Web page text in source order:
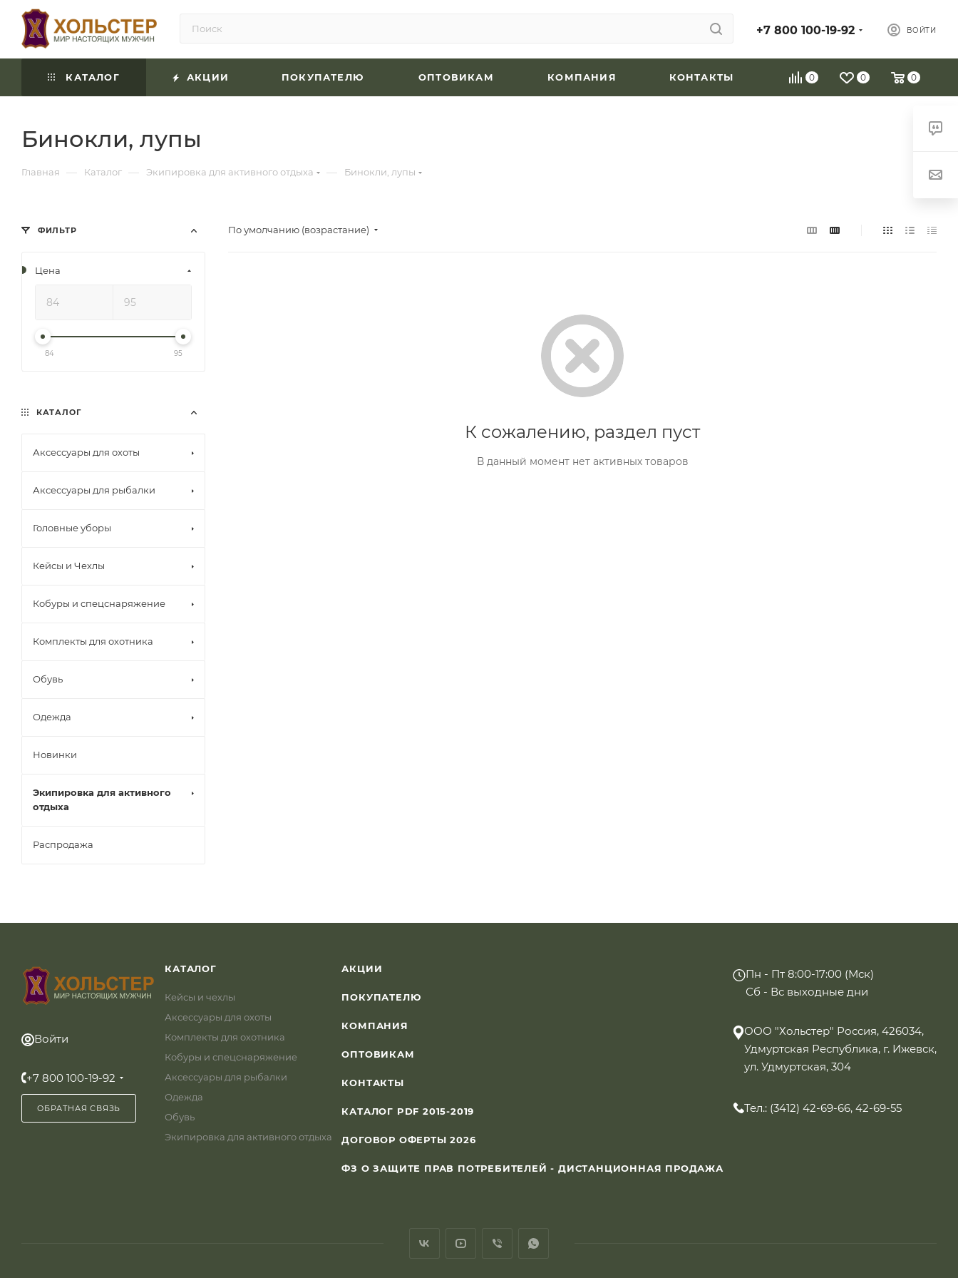
+7 800 100-19-92 ВОЙТИ
0 0 0
КАТАЛОГ АКЦИИ ПОКУПАТЕЛЮ ОПТОВИКАМ КОМПАНИЯ КОНТАКТЫ
Бинокли, лупы
Главная — Каталог — Экипировка для активного отдыха — Бинокли, лупы
По умолчанию (возрастание)
К сожалению, раздел пуст
В данный момент нет активных товаров
ФИЛЬТР
Цена
84 95
КАТАЛОГ
Аксессуары для охоты
Аксессуары для рыбалки
Головные уборы
Кейсы и Чехлы
Кобуры и спецснаряжение
Комплекты для охотника
Обувь
Одежда
Новинки
Экипировка для активного
отдыха
Распродажа
Войти
+7 800 100-19-92
ОБРАТНАЯ СВЯЗЬ
КАТАЛОГ
Кейсы и чехлы
Аксессуары для охоты
Комплекты для охотника
Кобуры и спецснаряжение
Аксессуары для рыбалки
Одежда
Обувь
Экипировка для активного отдыха
АКЦИИ
ПОКУПАТЕЛЮ
КОМПАНИЯ
ОПТОВИКАМ
КОНТАКТЫ
КАТАЛОГ PDF 2015-2019
ДОГОВОР ОФЕРТЫ 2026
ФЗ О ЗАЩИТЕ ПРАВ ПОТРЕБИТЕЛЕЙ - ДИСТАНЦИОННАЯ ПРОДАЖА
Пн - Пт 8:00-17:00 (Мск)
Сб - Вс выходные дни
ООО "Хольстер" Россия, 426034,
Удмуртская Республика, г. Ижевск,
ул. Удмуртская, 304
Тел.: (3412) 42-69-66, 42-69-55